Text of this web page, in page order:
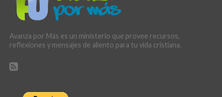
Avanza por Más es un ministerio que provee recursos,
reflexiones y mensajes de aliento para tu vida cristiana.